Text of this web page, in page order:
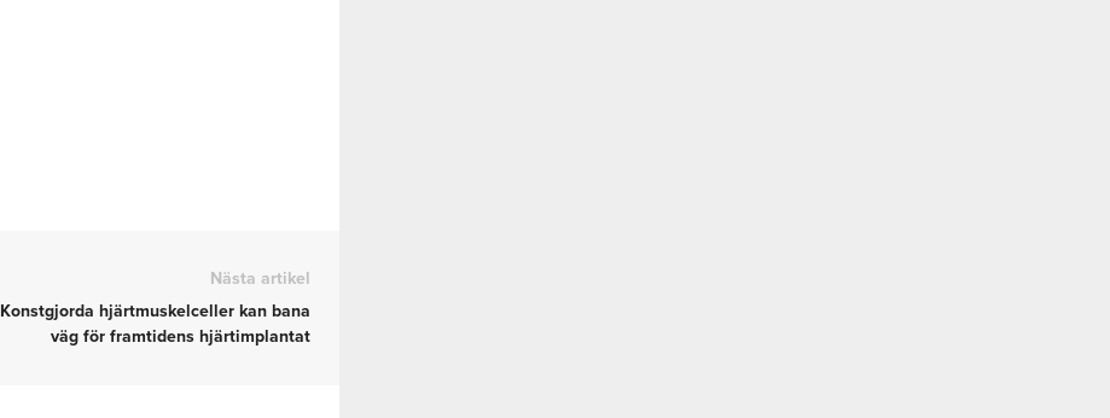
Nästa artikel
Konstgjorda hjärtmuskelceller kan bana
väg för framtidens hjärtimplantat